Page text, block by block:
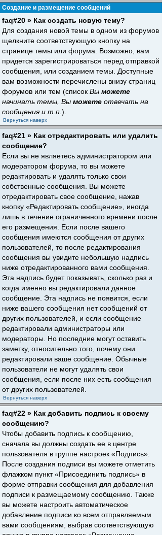
Создание и размещение сообщений
faq#20 » Как создать новую тему?
Для создания новой темы в одном из форумов
щелкните соответствующую кнопку на
странице темы или форума. Возможно, вам
придется зарегистрироваться перед отправкой
сообщения, или созданием темы. Доступные
вам возможности перечислены внизу страниц
форумов или тем (список Вы можете
начинать темы, Вы можете отвечать на
сообщения и т.п. ).
Вернуться наверх
faq#21 » Как отредактировать или удалить
сообщение?
Если вы не являетесь администратором или
модератором форума, то вы можете
редактировать и удалять только свои
собственные сообщения. Вы можете
отредактировать свое сообщение, нажав
кнопку «Редактировать сообщение», иногда
лишь в течение ограниченного времени после
его размещения. Если после вашего
сообщения имеются сообщения от других
пользователей, то после редактирования
сообщения вы увидите небольшую надпись
ниже отредактированного вами сообщения.
Эта надпись будет показывать, сколько раз и
когда именно вы редактировали данное
сообщение. Эта надпись не появится, если
ниже вашего сообщения нет сообщений от
других пользователей, и если сообщение
редактировали администраторы или
модераторы. Но последние могут оставить
заметку, относительно того, почему они
редактировали ваше сообщение. Обычные
пользователи не могут удалять свои
сообщения, если после них есть сообщения
от других пользователей.
Вернуться наверх
faq#22 » Как добавить подпись к своему
сообщению?
Чтобы добавить подпись к сообщению,
сначала вы должны создать ее в центре
пользователя в группе настроек «Подпись».
После создания подписи вы можете отметить
флажком пункт «Присоединить подпись» в
форме отправки сообщения для добавления
подписи к размещаемому сообщению. Также
вы можете настроить автоматическое
добавление подписи ко всем отправляемым
вами сообщениям, выбрав соответствующую